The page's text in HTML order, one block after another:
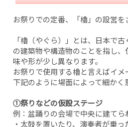
お祭りでの定番、「櫓」の設営を
「櫓（やぐら）」とは、日本で
の建築物や構造物のことを指し、
味や形が少し異なります。
お祭りで使用する櫓と言えばイメ
下記のように場面によって細かく
①祭りなどの仮設ステージ
例：盆踊りの会場で中央に建てら
・太鼓を置いたり、演奏者が乗